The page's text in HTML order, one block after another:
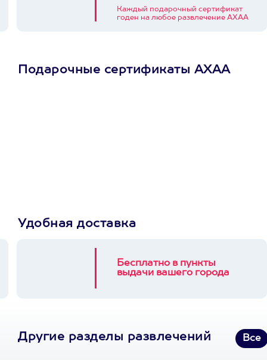
Каждый подарочный сертификат
годен на любое развлечение АХАА
Подарочные сертификаты АХАА
Удобная доставка
Бесплатно в пункты
выдачи вашего города
Другие разделы развлечений Все